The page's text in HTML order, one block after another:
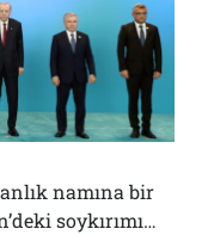
namına bir
soykırımı…